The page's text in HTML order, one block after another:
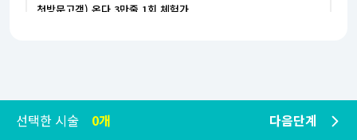
첫방문고객) 온다 3만줄 1회 체험가
첫방문 고객 대상
1,000원
선택한 시술 0개 다음단계